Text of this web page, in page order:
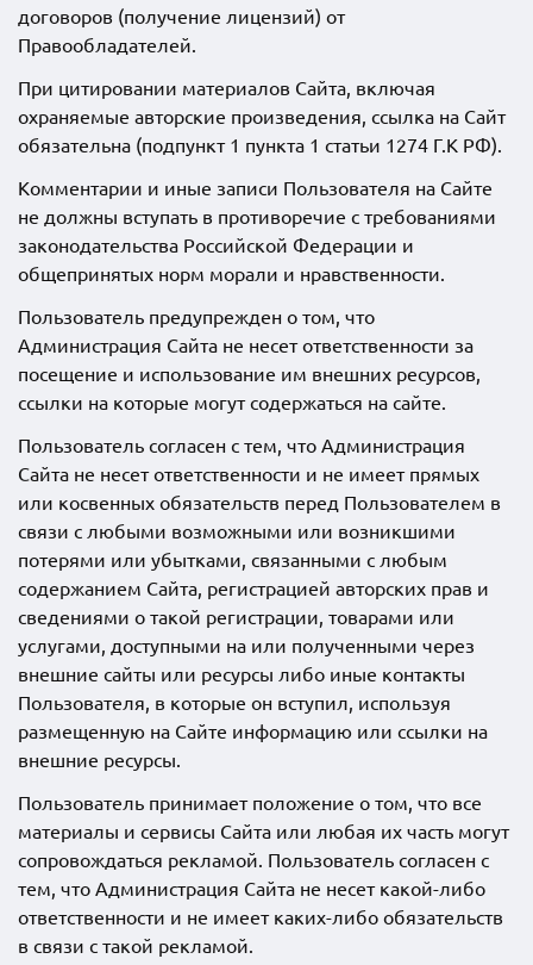
договоров (получение лицензий) от
Правообладателей.
При цитировании материалов Сайта, включая
охраняемые авторские произведения, ссылка на Сайт
обязательна (подпункт 1 пункта 1 статьи 1274 Г.К РФ).
Комментарии и иные записи Пользователя на Сайте
не должны вступать в противоречие с требованиями
законодательства Российской Федерации и
общепринятых норм морали и нравственности.
Пользователь предупрежден о том, что
Администрация Сайта не несет ответственности за
посещение и использование им внешних ресурсов,
ссылки на которые могут содержаться на сайте.
Пользователь согласен с тем, что Администрация
Сайта не несет ответственности и не имеет прямых
или косвенных обязательств перед Пользователем в
связи с любыми возможными или возникшими
потерями или убытками, связанными с любым
содержанием Сайта, регистрацией авторских прав и
сведениями о такой регистрации, товарами или
услугами, доступными на или полученными через
внешние сайты или ресурсы либо иные контакты
Пользователя, в которые он вступил, используя
размещенную на Сайте информацию или ссылки на
внешние ресурсы.
Пользователь принимает положение о том, что все
материалы и сервисы Сайта или любая их часть могут
сопровождаться рекламой. Пользователь согласен с
тем, что Администрация Сайта не несет какой-либо
ответственности и не имеет каких-либо обязательств
в связи с такой рекламой.